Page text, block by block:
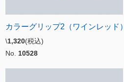
カラーグリップ2（ワインレッド）
\1,320(税込)
No. 10528